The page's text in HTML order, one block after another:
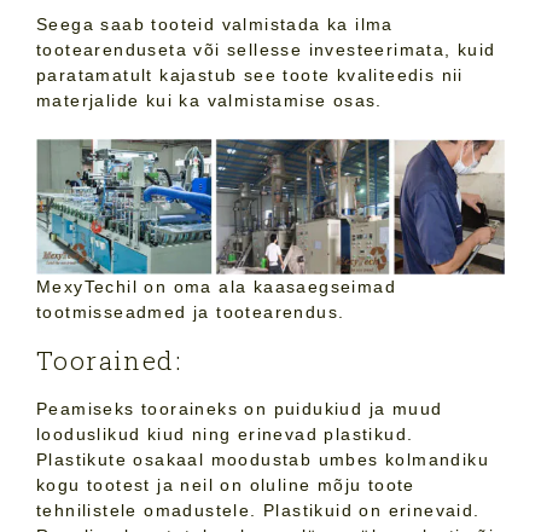
Seega saab tooteid valmistada ka ilma
tootearenduseta või sellesse investeerimata, kuid
paratamatult kajastub see toote kvaliteedis nii
materjalide kui ka valmistamise osas.
MexyTechil on oma ala kaasaegseimad
tootmisseadmed ja tootearendus.
Toorained:
Peamiseks tooraineks on puidukiud ja muud
looduslikud kiud ning erinevad plastikud.
Plastikute osakaal moodustab umbes kolmandiku
kogu tootest ja neil on oluline mõju toote
tehnilistele omadustele. Plastikuid on erinevaid.